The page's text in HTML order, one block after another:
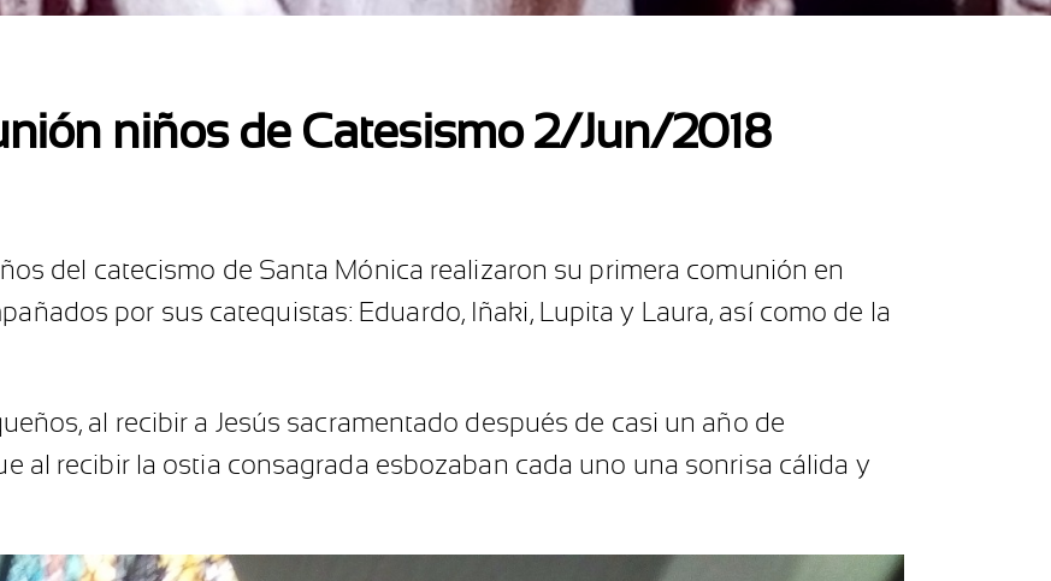
niños de Catesismo 2/Jun/2018
del catecismo de Santa Mónica realizaron su primera comunión en
por sus catequistas: Eduardo, Iñaki, Lupita y Laura, así como de la
al recibir a Jesús sacramentado después de casi un año de
al recibir la ostia consagrada esbozaban cada uno una sonrisa cálida y